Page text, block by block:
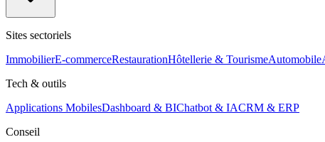
Sites sectoriels
ImmobilierE-commerceRestaurationHôtellerie & TourismeAutomobile
Tech & outils
Applications MobilesDashboard & BIChatbot & IACRM & ERP
Conseil